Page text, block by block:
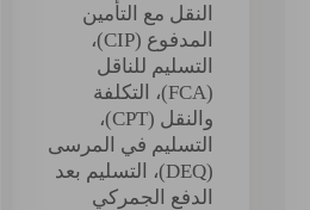
النقل مع التأمين
المدفوع (CIP)،
التسليم للناقل
(FCA)، التكلفة
والنقل (CPT)،
التسليم في المرسى
(DEQ)، التسليم بعد
الدفع الجمركي